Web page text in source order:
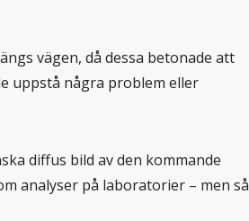
vägen, då dessa betonade att
uppstå några problem eller
diffus bild av den kommande
analyser på laboratorier – men så